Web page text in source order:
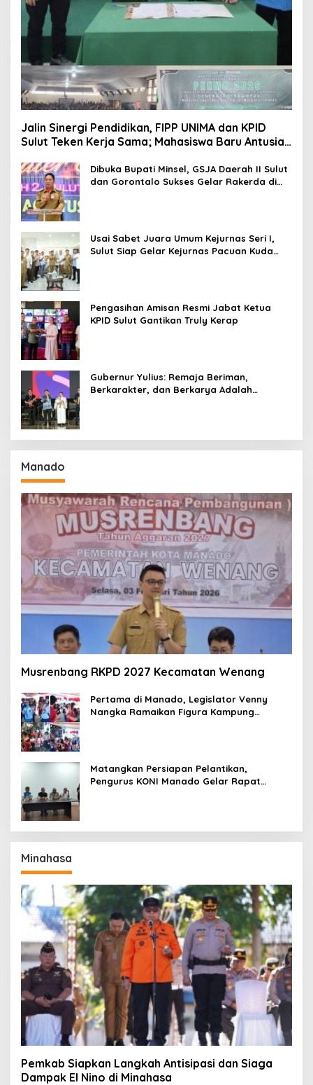
Jalin Sinergi Pendidikan, FIPP UNIMA dan KPID
Sulut Teken Kerja Sama; Mahasiswa Baru Antusias
Dibuka Bupati Minsel, GSJA Daerah II Sulut
dan Gorontalo Sukses Gelar Rakerda di
Usai Sabet Juara Umum Kejurnas Seri I,
Sulut Siap Gelar Kejurnas Pacuan Kuda
Pengasihan Amisan Resmi Jabat Ketua
KPID Sulut Gantikan Truly Kerap
Gubernur Yulius: Remaja Beriman,
Berkarakter, dan Berkarya Adalah
Manado
Musrenbang RKPD 2027 Kecamatan Wenang
Pertama di Manado, Legislator Venny
Nangka Ramaikan Figura Kampung
Matangkan Persiapan Pelantikan,
Pengurus KONI Manado Gelar Rapat
Minahasa
Pemkab Siapkan Langkah Antisipasi dan Siaga
Dampak El Nino di Minahasa